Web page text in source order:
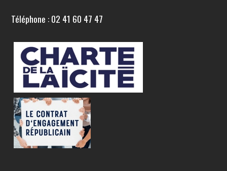
Téléphone : 02 41 60 47 47